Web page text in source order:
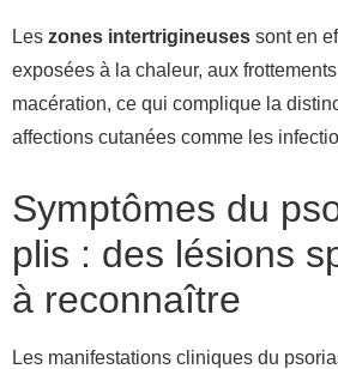
Les zones intertrigineuses sont en
exposées à la chaleur, aux
macération, ce qui complique la
affections cutanées comme les
Symptômes du
plis : des lésions
à reconnaître
Les manifestations cliniques du